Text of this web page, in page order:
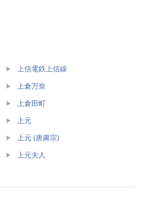
上信電鉄上信線
上倉万奈
上倉田町
上元
上元 (唐粛宗)
上元夫人